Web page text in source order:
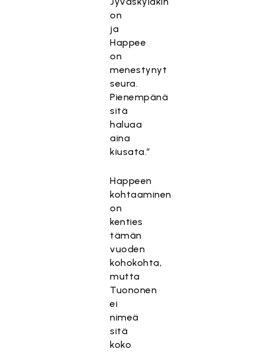
on
ja
Happee
on
menestynyt
seura.
Pienempänä
sitä
haluaa
aina
kiusata.”
Happeen
kohtaaminen
on
kenties
tämän
vuoden
kohokohta,
mutta
Tuononen
ei
nimeä
sitä
koko